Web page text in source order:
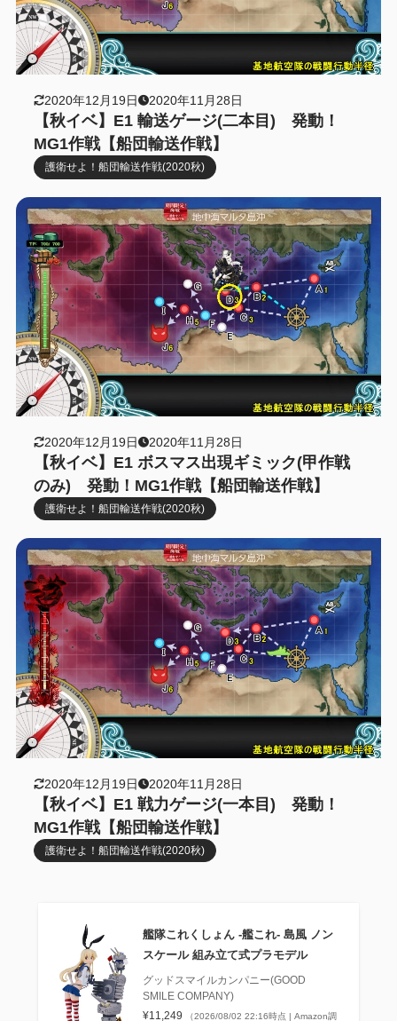
2020年12月19日 2020年11月28日
【秋イベ】E1 輸送ゲージ(二本目) 発動！
MG1作戦【船団輸送作戦】
護衛せよ！船団輸送作戦(2020秋)
2020年12月19日 2020年11月28日
【秋イベ】E1 ボスマス出現ギミック(甲作戦
のみ) 発動！MG1作戦【船団輸送作戦】
護衛せよ！船団輸送作戦(2020秋)
2020年12月19日 2020年11月28日
【秋イベ】E1 戦力ゲージ(一本目) 発動！
MG1作戦【船団輸送作戦】
護衛せよ！船団輸送作戦(2020秋)
艦隊これくしょん ‐艦これ‐ 島風 ノン
スケール 組み立て式プラモデル
グッドスマイルカンパニー(GOOD
SMILE COMPANY)
¥11,249
（2026/08/02 22:16時点 | Amazon調